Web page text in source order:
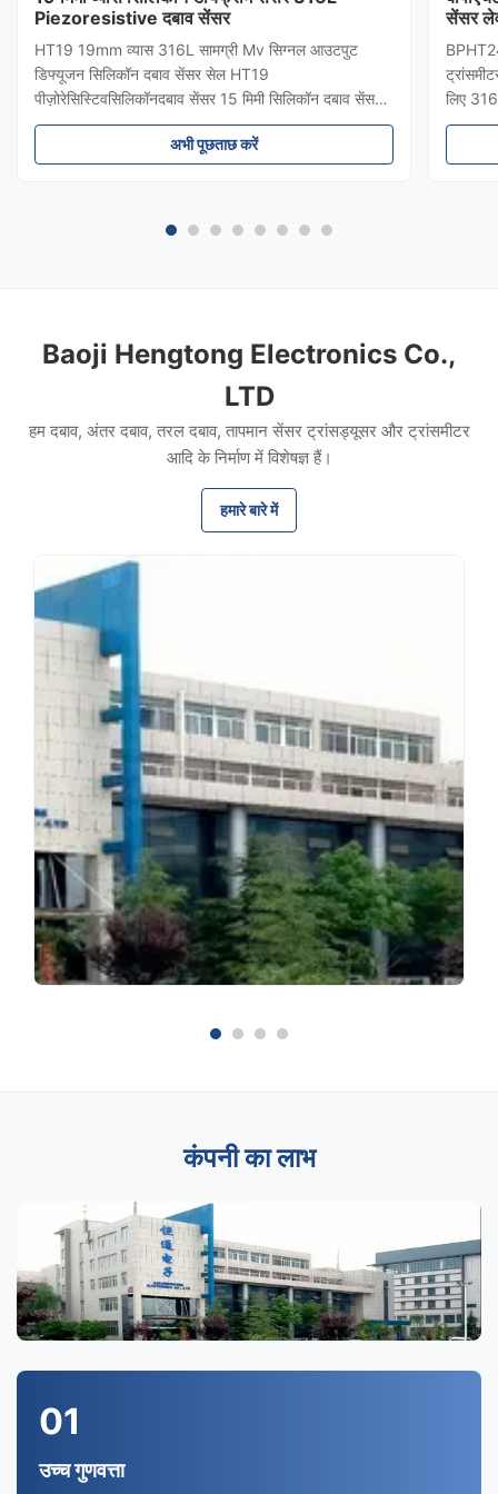
Piezoresistive दबाव सेंसर
HT19 19mm व्यास 316L सामग्री Mv सिग्नल आउटपुट
डिफ्यूजन सिलिकॉन दबाव सेंसर सेल HT19
पीज़ोरेसिस्टिवसिलिकॉनदबाव सेंसर 15 मिमी सिलिकॉन दबाव सेंसर
का परिचयः HT19 पिज़ोरेसिटिव सिलिकॉन दबाव सेंसर, मुख्य घटक
उच्च स्थिरता फैला प्रतिबिंब सिलिकॉन सेंसर तत्व है।सेंसर पैकेज
अभी पूछताछ करें
सेंसर
लिए
सुरक्षा
Baoji Hengtong Electronics Co.,
LTD
हम दबाव, अंतर दबाव, तरल दबाव, तापमान सेंसर ट्रांसड्यूसर और ट्रांसमीटर
आदि के निर्माण में विशेषज्ञ हैं।
हमारे बारे में
कंपनी का लाभ
01
उच्च गुणवत्ता